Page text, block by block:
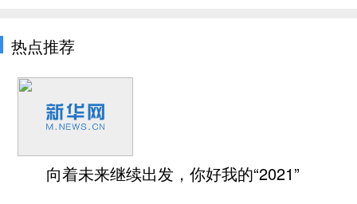
热点推荐
向着未来继续出发，你好我的“2021”